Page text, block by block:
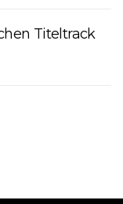
Titeltrack